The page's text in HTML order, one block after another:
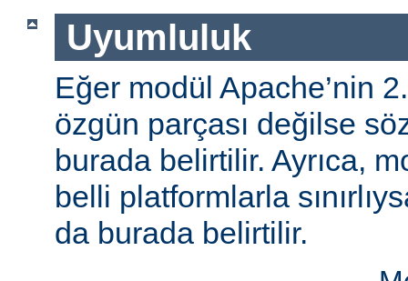
Uyumluluk
Eğer modül Apache’nin 2.
özgün parçası değilse
burada belirtilir. Ayrıca,
belli platformlarla
da burada belirtilir.